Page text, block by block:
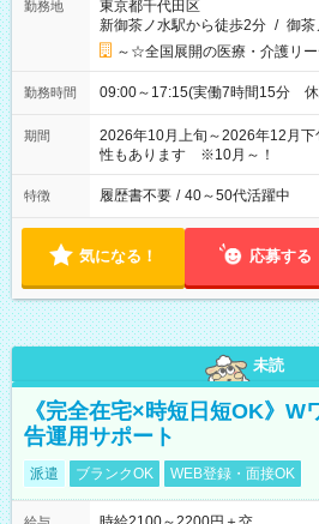
勤務地
東京都千代田区
新御茶ノ水駅から徒歩2分 / 御茶
～☆全国展開の医療・介護リ
勤務時間 09:00～17:15(実働7時間15分
期間
2026年10月上旬～2026年12月
性もあります ※10月～！
特徴 履歴書不要 / 40～50代活躍中
気になる！ 応募する
未読
《完全在宅×時短日短OK》W
告運用サポート
派遣 ブランクOK WEB登録・面接OK